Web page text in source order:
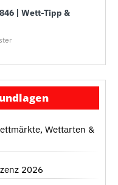
| Wett-Tipp &
Wettarten &
2026